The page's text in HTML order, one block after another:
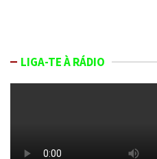
LIGA-TE À RÁDIO